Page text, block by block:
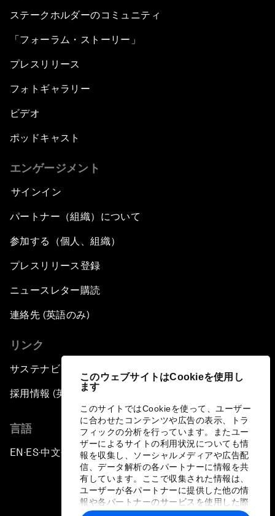
このウェブサイトはCookieを使用し
ます
このサイトではCookieを使って、ユーザー
に合わせたコンテンツや広告の表示、トラ
フィックの分析を行っています。またユー
ザーによるサイトの利用状況についても情
報を収集し、ソーシャルメディアや広告配
信、データ解析の各パートナーに情報を共
有しています。ここで収集された情報は、
ユーザーが各パートナーに提供した他の情
報や各パートナーのサービスを使用した際
に収集された情報と組み合わされ、各パー
ステークホルダーのコミュニティ
「フォーラム・ストーリー」
プレスリリース
フォトギャラリー
ビデオ
ポッドキャスト
エンゲージメント
サインイン
パートナー（組織）について
参加する（個人、組織）
プレスリリース登録
ニュースレター購読
連絡先 (英語のみ)
リンク
サステナビリティへの取り組み
採用情報 (英語のみ)
言語
EN ▪ES▪中文▪ 日本語